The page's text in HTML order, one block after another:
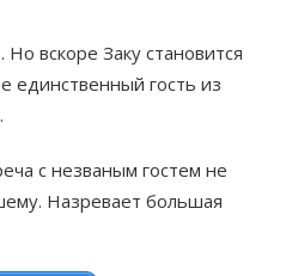
вскоре Заку становится
единственный гость из
с незваным гостем не
Назревает большая